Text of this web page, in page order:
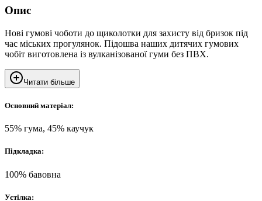
Опис
Нові гумові чоботи до щиколотки для захисту від бризок під
час міських прогулянок. Підошва наших дитячих гумових
чобіт виготовлена із вулканізованої гуми без ПВХ.
Читати більше
Основний матеріал:
55% гума, 45% каучук
Підкладка:
100% бавовна
Устілка: